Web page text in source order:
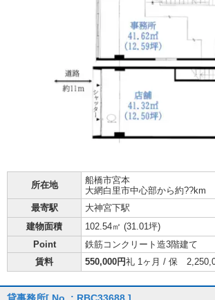
所在地 船橋市宮本
大網白里市中心部から約??km
最寄駅
大神宮下駅
建物面積
102.54㎡ (31.01坪)
Point
鉄筋コンクリート造3階建て
賃料
550,000円礼 1ヶ月 / 保